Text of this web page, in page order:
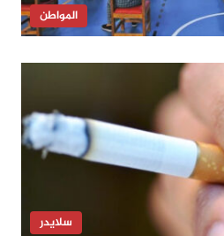
المواطن
سلايدر